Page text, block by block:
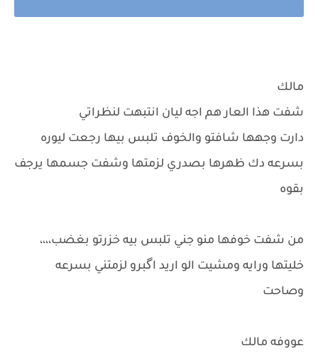
مالك
شفت هذا العار هم اجه ليان انتبهت لنظراتي
دارت وجهها شافتو والخوف تلبس بيها رجعت ليوره
بسرعه دك ظهرها بصدري لزمتها وشفت جسمها يرجف
بقوه
من شفت خوفها منو جني تلبس بيه خزرتو بغضب،،،،
خليتها ورايه ومشيت الو اريد اگبرو لزمتني بسرعه
وصاحت
عووفه مالك